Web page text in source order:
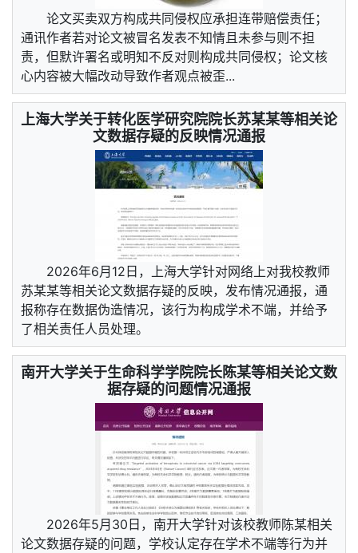
论文买卖双方构成共同侵权应承担连带赔偿责任；
通讯作者若对论文被冒名发表不知情且未参与则不担
责，但默许署名或明知不反对则构成共同侵权；论文核
心内容被大幅改动导致作者观点被歪...
上海大学关于转化医学研究院院长苏某某等相关论
文数据存疑的反映情况通报
2026年6月12日，上海大学针对网络上对我校教师
苏某某等相关论文数据存疑的反映，发布情况通报，通
报称存在数据伪造情况，该行为构成学术不端，并给予
了相关责任人员处理。
南开大学关于生命科学学院院长陈某等相关论文数
据存疑的问题情况通报
2026年5月30日，南开大学针对该校教师陈某相关
论文数据存疑的问题，学校认定存在学术不端等行为并